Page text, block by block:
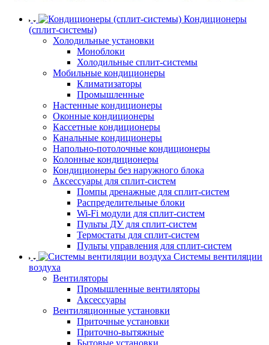
Кондиционеры
(сплит-системы)
Холодильные установки
Моноблоки
Холодильные сплит-системы
Мобильные кондиционеры
Климатизаторы
Промышленные
Настенные кондиционеры
Оконные кондиционеры
Кассетные кондиционеры
Канальные кондиционеры
Напольно-потолочные кондиционеры
Колонные кондиционеры
Кондиционеры без наружного блока
Аксессуары для сплит-систем
Помпы дренажные для сплит-систем
Распределительные блоки
Wi-Fi модули для сплит-систем
Пульты ДУ для сплит-систем
Термостаты для сплит-систем
Пульты управления для сплит-систем
Системы вентиляции
воздуха
Вентиляторы
Промышленные вентиляторы
Аксессуары
Вентиляционные установки
Приточные установки
Приточно-вытяжные
Бытовые установки